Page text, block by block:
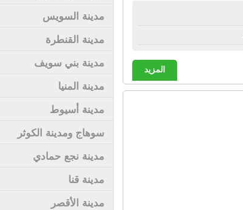
المزيد
مدينة السويس
مدينة القنطرة
مدينة بني سويف
مدينة المنيا
مدينة أسيوط
سوهاج ومدينة الكوثر
مدينة نجع حمادي
مدينة قنا
مدينة الأقصر